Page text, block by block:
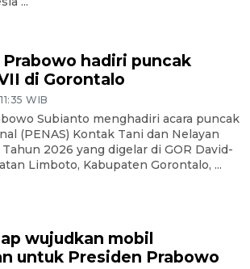
hadiri puncak
di Gorontalo
WIB
Subianto menghadiri acara puncak
(PENAS) Kontak Tani dan Nelayan
2026 yang digelar di GOR David-
Limboto, Kabupaten Gorontalo, ...
wujudkan mobil
untuk Presiden Prabowo